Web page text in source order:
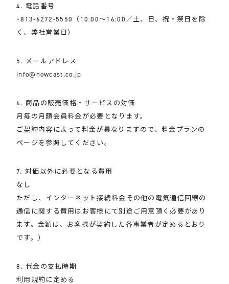
4. 電話番号
+813-6272-5550（10:00～16:00／土、日、祝・祭日を除
く、弊社営業日）
5. メールアドレス
info@nowcast.co.jp
6. 商品の販売価格・サービスの対価
月毎の月額会員料金が必要となります。
ご契約内容によって料金が異なりますので、料金プランの
ページを参照してください。
7. 対価以外に必要となる費用
なし
ただし、インターネット接続料金その他の電気通信回線の
通信に関する費用はお客様にて別途ご用意頂く必要があり
ます。金額は、お客様が契約した各事業者が定めるとおり
です。）
8. 代金の支払時期
利用規約に定める